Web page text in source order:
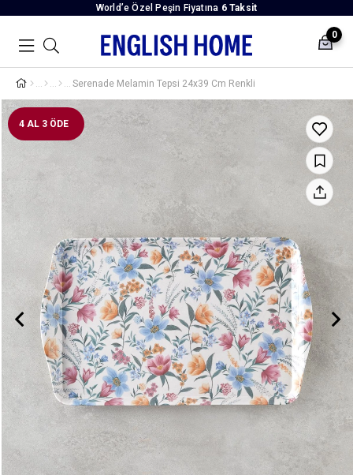
World’e Özel Peşin Fiyatına 6 Taksit
0
Serenade Melamin Tepsi 24x39 Cm Renkli
4 AL 3 ÖDE